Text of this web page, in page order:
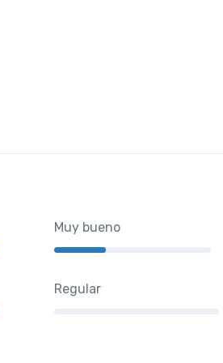
Muy bueno
Regular